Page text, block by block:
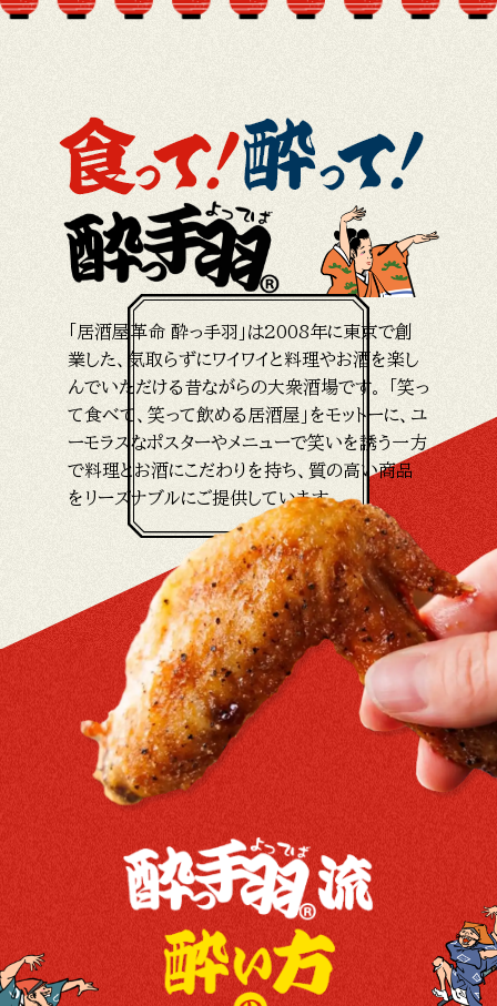
「居酒屋革命 酔っ手羽」は2008年に東京で創
業した、気取らずにワイワイと料理やお酒を楽し
んでいただける昔ながらの大衆酒場です。 「笑っ
て食べて、笑って飲める居酒屋」をモットーに、ユ
ーモラスなポスターやメニューで笑いを誘う一方
で料理とお酒にこだわりを持ち、質の高い商品
をリーズナブルにご提供しています。